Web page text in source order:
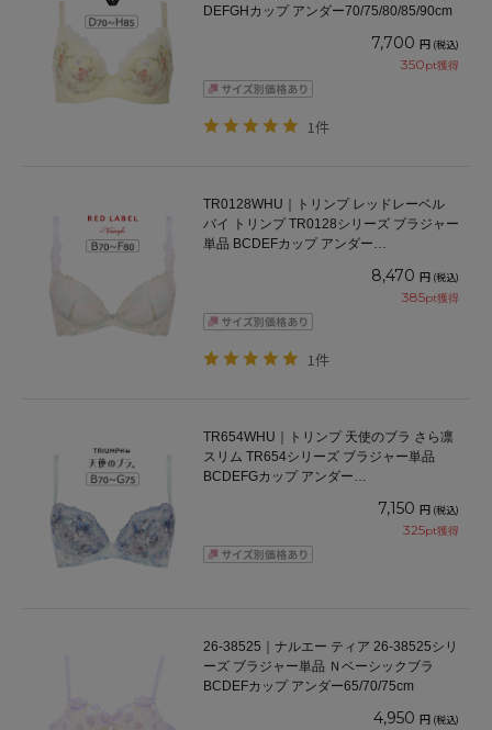
DEFGHカップ アンダー70/75/80/85/90cm
7,700 円 (税込)
350pt獲得
1件
TR0128WHU｜トリンプ レッドレーベル
バイ トリンプ TR0128シリーズ ブラジャー
単品 BCDEFカップ アンダー
8,470 円 (税込)
385pt獲得
1件
TR654WHU｜トリンプ 天使のブラ さら凛
スリム TR654シリーズ ブラジャー単品
BCDEFGカップ アンダー
7,150 円 (税込)
325pt獲得
26-38525｜ナルエー ティア 26-38525シリ
ーズ ブラジャー単品 Ｎベーシックブラ
BCDEFカップ アンダー65/70/75cm
4,950 円 (税込)